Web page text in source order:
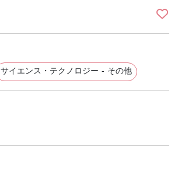
サイエンス・テクノロジー - その他